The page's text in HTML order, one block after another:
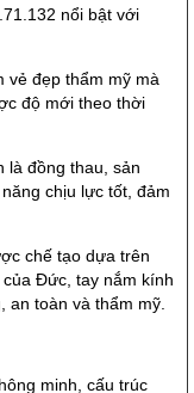
nổi bật với
vẻ đẹp thẩm mỹ mà
độ mới theo thời
là đồng thau, sản
chịu lực tốt, đảm
chế tạo dựa trên
Đức, tay nắm kính
an toàn và thẩm mỹ.
minh, cấu trúc